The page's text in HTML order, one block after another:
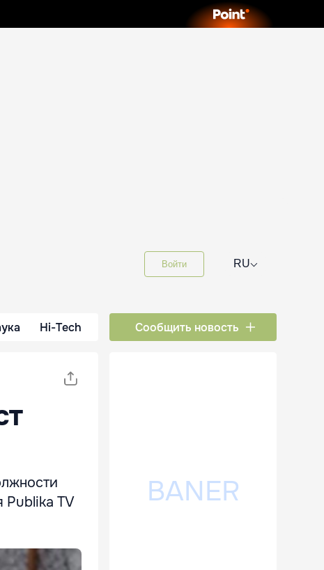
Войти RU⌵
Hi-Tech Сообщить новость
TV